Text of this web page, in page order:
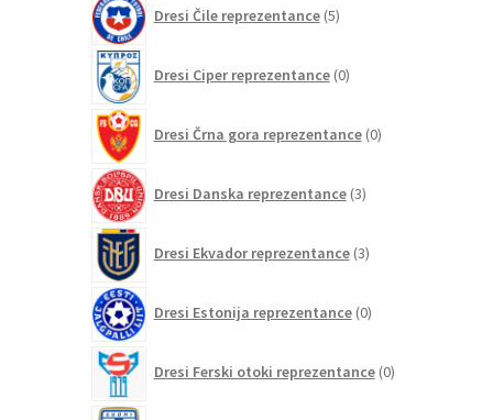
Dresi Čile reprezentance 5izdelkov
Dresi Ciper reprezentance 0izdelkov
Dresi Črna gora reprezentance 0izdelkov
Dresi Danska reprezentance 3izdelki
Dresi Ekvador reprezentance 3izdelki
Dresi Estonija reprezentance 0izdelkov
Dresi Ferski otoki reprezentance 0izdelkov